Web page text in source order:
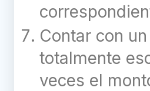
Contar con
totalmente
veces el